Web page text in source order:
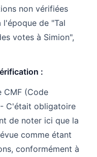
non vérifiées
de "Tal
votes à Simion",
:
CMF (Code
C'était obligatoire
de noter ici que la
comme étant
conformément à